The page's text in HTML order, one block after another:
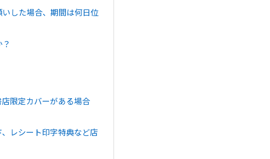
した場合、期間は何日位
限定カバーがある場合
レシート印字特典など店